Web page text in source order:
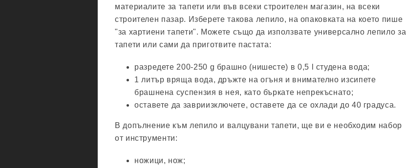
материалите за тапети или във всеки строителен магазин, на всеки
строителен пазар. Изберете такова лепило, на опаковката на което пише
"за хартиени тапети". Можете също да използвате универсално лепило за
тапети или сами да приготвите пастата:
разредете 200-250 g брашно (нишесте) в 0,5 l студена вода;
1 литър вряща вода, дръжте на огъня и внимателно изсипете
брашнена суспензия в нея, като бъркате непрекъснато;
оставете да завриизключете, оставете да се охлади до 40 градуса.
В допълнение към лепило и валцувани тапети, ще ви е необходим набор
от инструменти:
ножици, нож;